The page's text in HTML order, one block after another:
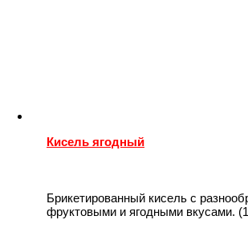
Кисель ягодный
Брикетированный кисель с
фруктовыми и ягодными вкусами.